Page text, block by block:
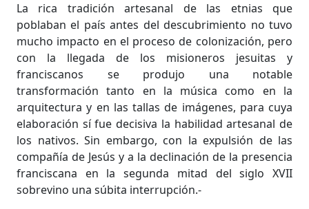
La rica tradición artesanal de las etnias que
poblaban el país antes del descubrimiento no tuvo
mucho impacto en el proceso de colonización, pero
con la llegada de los misioneros jesuitas y
franciscanos se produjo una notable
transformación tanto en la música como en la
arquitectura y en las tallas de imágenes, para cuya
elaboración sí fue decisiva la habilidad artesanal de
los nativos. Sin embargo, con la expulsión de las
compañía de Jesús y a la declinación de la presencia
franciscana en la segunda mitad del siglo XVII
sobrevino una súbita interrupción.-